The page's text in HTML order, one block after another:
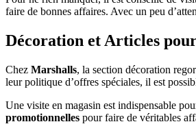
faire de bonnes affaires. Avec un peu
Décoration et Articles
Chez Marshalls, la section décoration
leur politique d’offres spéciales, il est
Une visite en magasin est indispensable
promotionnelles pour faire de véritables